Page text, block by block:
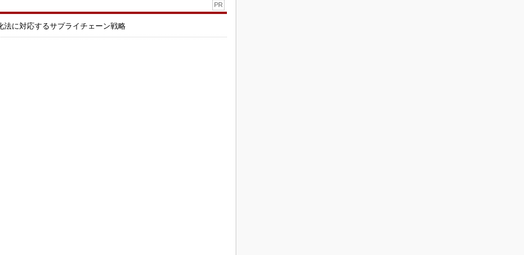
PR
に対応するサプライチェーン戦略